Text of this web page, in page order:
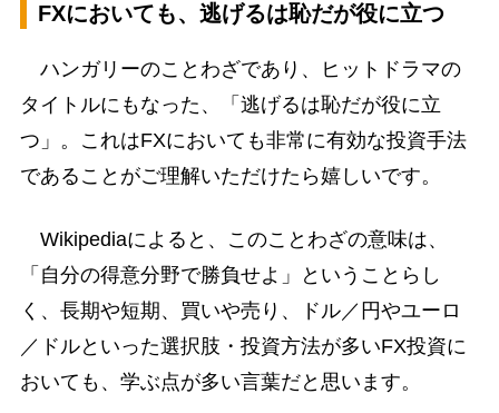
FXにおいても、逃げるは恥だが役に立つ
ハンガリーのことわざであり、ヒットドラマの
タイトルにもなった、「逃げるは恥だが役に立
つ」。これはFXにおいても非常に有効な投資手法
であることがご理解いただけたら嬉しいです。
Wikipediaによると、このことわざの意味は、
「自分の得意分野で勝負せよ」ということらし
く、長期や短期、買いや売り、ドル／円やユーロ
／ドルといった選択肢・投資方法が多いFX投資に
おいても、学ぶ点が多い言葉だと思います。